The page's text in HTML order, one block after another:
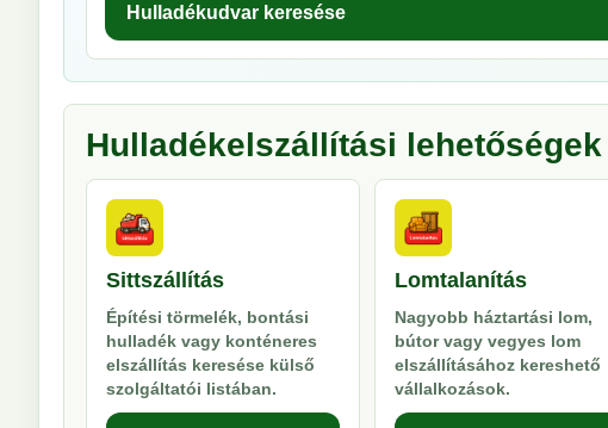
Hulladékudvar keresése
Hulladékelszállítási lehetőségek
Sittszállítás
Építési törmelék, bontási
hulladék vagy konténeres
elszállítás keresése külső
szolgáltatói listában.
Lomtalanítás
Nagyobb háztartási lom,
bútor vagy vegyes lom
elszállításához kereshető
vállalkozások.